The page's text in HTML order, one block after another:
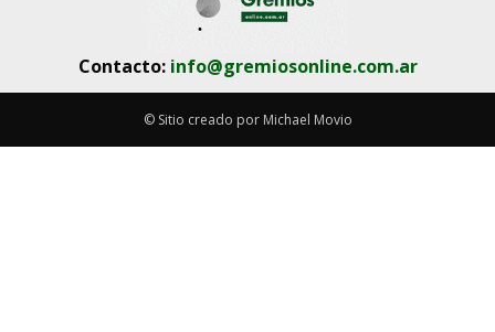
Contacto: info@gremiosonline.com.ar
© Sitio creado por Michael Movio